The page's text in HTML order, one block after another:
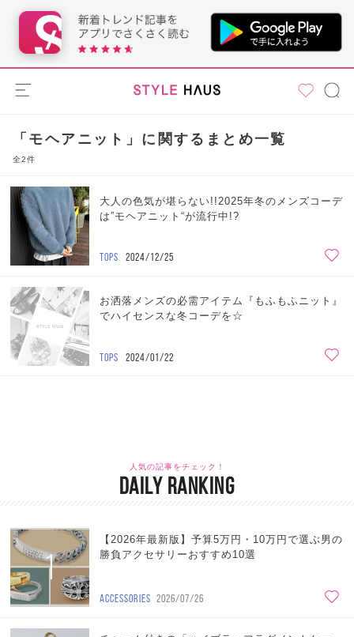
「モヘアニット」に関するまとめ一覧
全2件
大人の色気が堪らない!!2025年冬のメンズコーデ
は”モヘアニット“が流行中!?
TOPS 2024/12/25
お洒落メンズの必需アイテム『もふもふニット』
でハイセンスな冬コーデを☆
TOPS 2024/01/22
人気の記事をチェック！
DAILY RANKING
1
【2026年最新版】予算5万円・10万円で選ぶ男の
勝負アクセサリーおすすめ10選
ACCESSORIES 2026/07/26